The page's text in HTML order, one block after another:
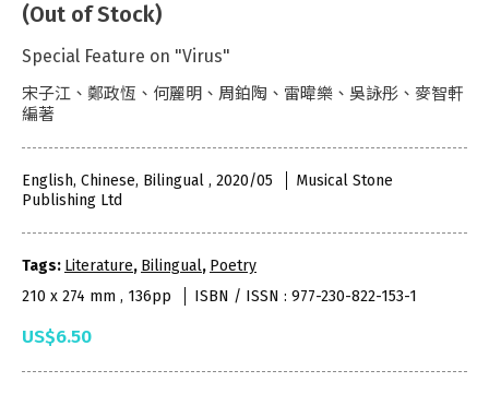
(Out of Stock)
Special Feature on "Virus"
宋子江、鄭政恆、何麗明、周鉑陶、雷暐樂、吳詠彤、麥智軒
編著
English, Chinese, Bilingual , 2020/05
Musical Stone
Publishing Ltd
Tags: Literature, Bilingual, Poetry
210 x 274 mm , 136pp
ISBN / ISSN : 977-230-822-153-1
US$6.50